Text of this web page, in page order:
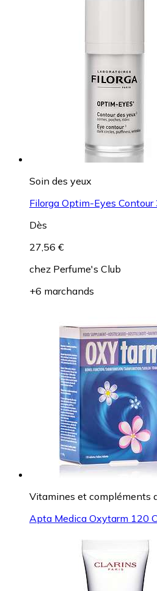
Soin des yeux
Filorga Optim-Eyes
Dès
27,56 €
chez Perfume's Club
+6 marchands
Vitamines et compléments
Apta Medica Oxytarm 120